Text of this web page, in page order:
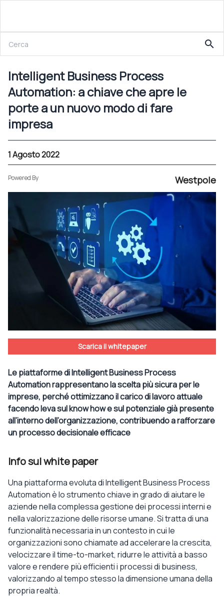
Intelligent Business Process Automation: a chiave che apre le porte a un nuovo modo di fare impresa
search
Intelligent Business Process
Automation: a chiave che apre le
porte a un nuovo modo di fare
impresa
1 Agosto 2022
Powered By Westpole
Scarica il whitepaper
Le piattaforme di Intelligent Business Process
Automation rappresentano la scelta più sicura per le
imprese, perché ottimizzano il carico di lavoro attuale
facendo leva sul know how e sul potenziale già presente
all’interno dell’organizzazione, contribuendo a rafforzare
un processo decisionale efficace
Info sul white paper
Una piattaforma evoluta di Intelligent Business Process
Automation è lo strumento chiave in grado di aiutare le
aziende nella complessa gestione dei processi interni e
nella valorizzazione delle risorse umane. Si tratta di una
funzionalità necessaria in un contesto in cui le
organizzazioni sono chiamate ad accelerare la crescita,
velocizzare il time-to-market, ridurre le attività a basso
valore e rendere più efficienti i processi di business,
valorizzando al tempo stesso la dimensione umana della
propria realtà.